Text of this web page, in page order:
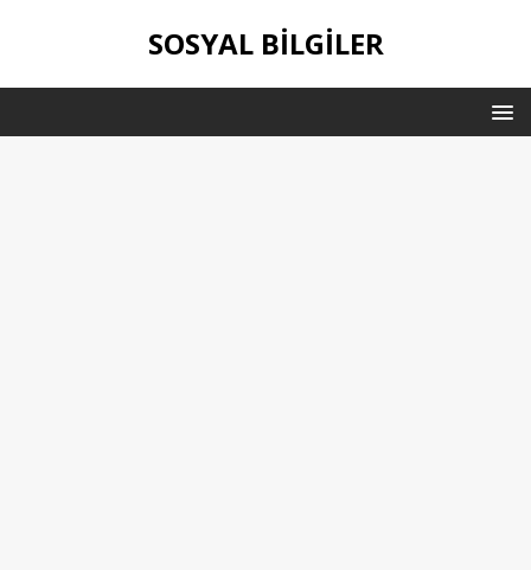
SOSYAL BILGILER